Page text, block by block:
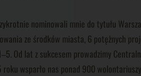
nominowali mnie do tytułu
ze środków miasta, 6 potężnych
Od lat z sukcesem prowadzimy
wsparło nas ponad 900